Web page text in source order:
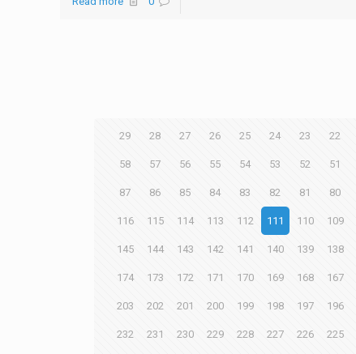
22
23
24
25
26
27
28
29
51
52
53
54
55
56
57
58
80
81
82
83
84
85
86
87
109
110
111
112
113
114
115
116
138
139
140
141
142
143
144
145
167
168
169
170
171
172
173
174
196
197
198
199
200
201
202
203
225
226
227
228
229
230
231
232